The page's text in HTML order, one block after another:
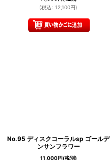
(税込 : 12,100円)
No.95 ディスクコーラルsp ゴールデ
ンサンフラワー
11,000円(税別)